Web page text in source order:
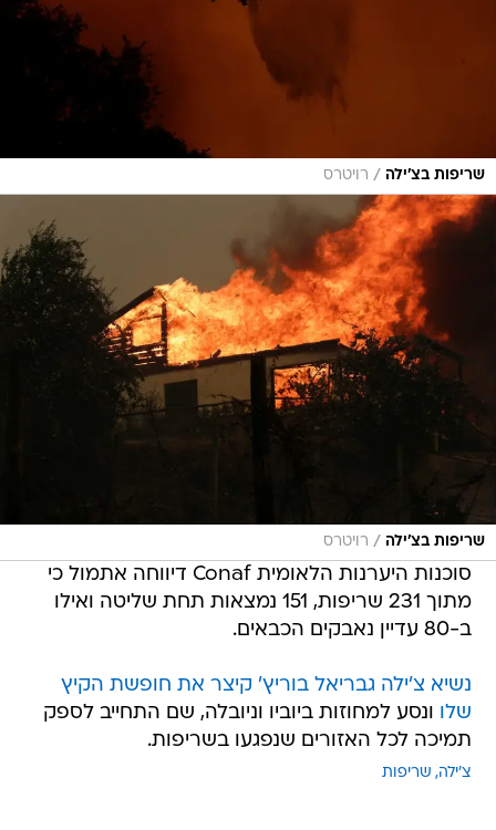
שריפות בצ'ילה / רויטרס
שריפות בצ'ילה / רויטרס
סוכנות היערנות הלאומית Conaf דיווחה אתמול כי
מתוך 231 שריפות, 151 נמצאות תחת שליטה ואילו
ב-80 עדיין נאבקים הכבאים.
נשיא צ'ילה גבריאל בוריץ' קיצר את חופשת הקיץ
שלו ונסע למחוזות ביוביו וניובלה, שם התחייב לספק
תמיכה לכל האזורים שנפגעו בשריפות.
צ'ילה שריפות